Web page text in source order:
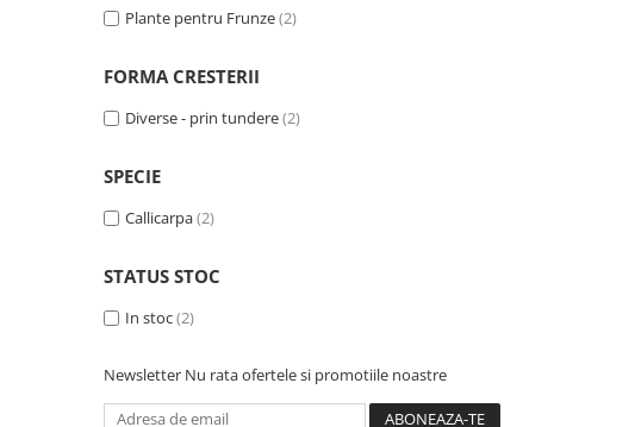
Plante pentru Frunze(2)
FORMA CRESTERII
Diverse - prin tundere(2)
SPECIE
Callicarpa(2)
STATUS STOC
In stoc(2)
Newsletter Nu rata ofertele si promotiile noastre